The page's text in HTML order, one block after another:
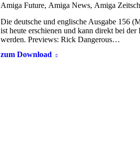
Amiga Future, Amiga News, Amiga
Die deutsche und englische Ausgabe 156
ist heute erschienen und kann direkt bei
werden. Previews: Rick Dangerous…
zum Download